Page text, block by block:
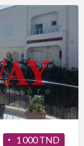
1 000 TND